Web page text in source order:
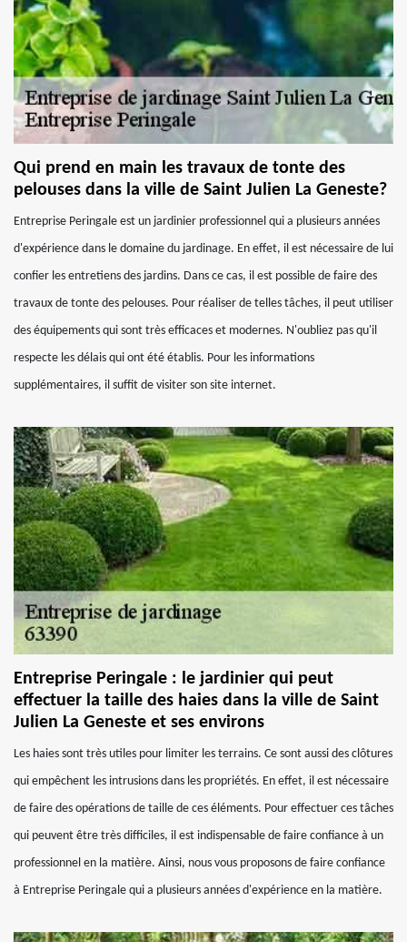
Qui prend en main les travaux de tonte des
pelouses dans la ville de Saint Julien La Geneste?
Entreprise Peringale est un jardinier professionnel qui a plusieurs années
d'expérience dans le domaine du jardinage. En effet, il est nécessaire de lui
confier les entretiens des jardins. Dans ce cas, il est possible de faire des
travaux de tonte des pelouses. Pour réaliser de telles tâches, il peut utiliser
des équipements qui sont très efficaces et modernes. N'oubliez pas qu'il
respecte les délais qui ont été établis. Pour les informations
supplémentaires, il suffit de visiter son site internet.
Entreprise Peringale : le jardinier qui peut
effectuer la taille des haies dans la ville de Saint
Julien La Geneste et ses environs
Les haies sont très utiles pour limiter les terrains. Ce sont aussi des clôtures
qui empêchent les intrusions dans les propriétés. En effet, il est nécessaire
de faire des opérations de taille de ces éléments. Pour effectuer ces tâches
qui peuvent être très difficiles, il est indispensable de faire confiance à un
professionnel en la matière. Ainsi, nous vous proposons de faire confiance
à Entreprise Peringale qui a plusieurs années d'expérience en la matière.